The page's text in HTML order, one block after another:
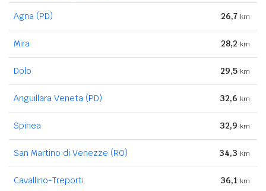
Agna (PD) 26,7 km
Mira 28,2 km
Dolo 29,5 km
Anguillara Veneta (PD) 32,6 km
Spinea 32,9 km
San Martino di Venezze (RO) 34,3 km
Cavallino-Treporti 36,1 km